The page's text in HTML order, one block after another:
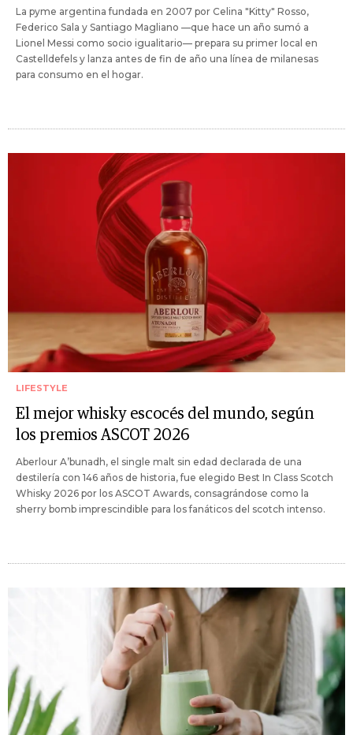
La pyme argentina fundada en 2007 por Celina "Kitty" Rosso,
Federico Sala y Santiago Magliano —que hace un año sumó a
Lionel Messi como socio igualitario— prepara su primer local en
Castelldefels y lanza antes de fin de año una línea de milanesas
para consumo en el hogar.
LIFESTYLE
El mejor whisky escocés del mundo, según
los premios ASCOT 2026
Aberlour A’bunadh, el single malt sin edad declarada de una
destilería con 146 años de historia, fue elegido Best In Class Scotch
Whisky 2026 por los ASCOT Awards, consagrándose como la
sherry bomb imprescindible para los fanáticos del scotch intenso.